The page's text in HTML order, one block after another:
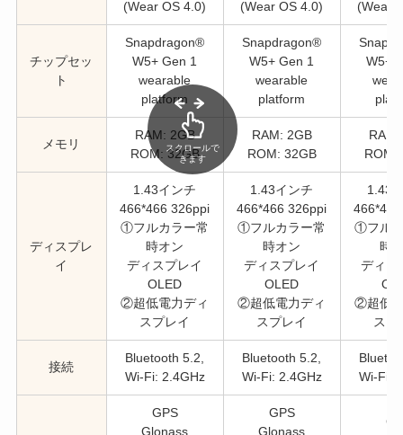
(Wear OS 4.0)
(Wear OS 4.0)
(Wear
チップセッ
ト
Snapdragon®
W5+ Gen 1
wearable
platform
Snapdragon®
W5+ Gen 1
wearable
platform
W5+
メモリ
RAM: 2GB
ROM: 32GB
RAM: 2GB
ROM: 32GB
ROM:
ディスプレ
イ
1.43インチ
466*466 326ppi
①フルカラー常
時オン
ディスプレイ
OLED
②超低電力ディ
スプレイ
1.43インチ
466*466 326ppi
①フルカラー常
時オン
ディスプレイ
OLED
②超低電力ディ
スプレイ
1.43
①フル
時
ディス
②超低
スプ
接続
Bluetooth 5.2,
Wi-Fi: 2.4GHz
Bluetooth 5.2,
Wi-Fi: 2.4GHz
Wi-Fi:
GPS
Glonass
GPS
Glonass
スクロールで
きます